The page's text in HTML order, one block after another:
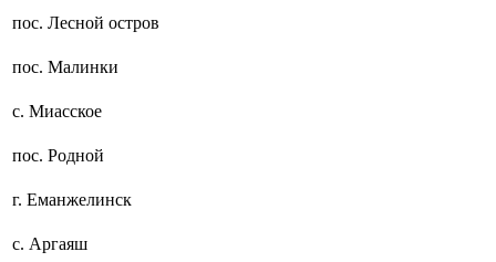
пос. Лесной остров
пос. Малинки
с. Миасское
пос. Родной
г. Еманжелинск
с. Аргаяш